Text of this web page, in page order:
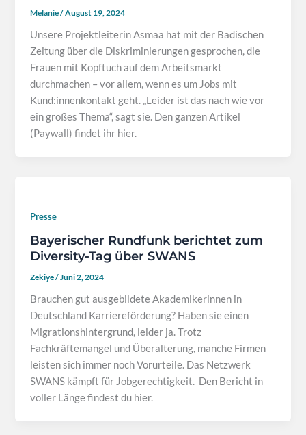
Melanie/August 19, 2024
Unsere Projektleiterin Asmaa hat mit der Badischen
Zeitung über die Diskriminierungen gesprochen, die
Frauen mit Kopftuch auf dem Arbeitsmarkt
durchmachen – vor allem, wenn es um Jobs mit
Kund:innenkontakt geht. „Leider ist das nach wie vor
ein großes Thema“, sagt sie. Den ganzen Artikel
(Paywall) findet ihr hier.
Presse
Bayerischer Rundfunk berichtet zum
Diversity-Tag über SWANS
Zekiye/Juni 2, 2024
Brauchen gut ausgebildete Akademikerinnen in
Deutschland Karriereförderung? Haben sie einen
Migrationshintergrund, leider ja. Trotz
Fachkräftemangel und Überalterung, manche Firmen
leisten sich immer noch Vorurteile. Das Netzwerk
SWANS kämpft für Jobgerechtigkeit. Den Bericht in
voller Länge findest du hier.